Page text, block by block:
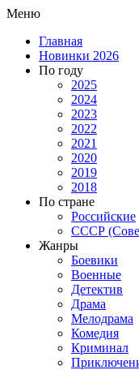
Меню
Главная
Новинки 2026
По году
2025
2024
2023
2022
2021
2020
2019
2018
По стране
Российские
СССР
Жанры
Боевики
Военные
Детектив
Драма
Мелодрама
Комедия
Криминал